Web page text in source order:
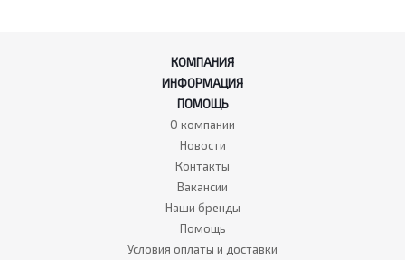
КОМПАНИЯ
ИНФОРМАЦИЯ
ПОМОЩЬ
О компании
Новости
Контакты
Вакансии
Наши бренды
Помощь
Условия оплаты и доставки